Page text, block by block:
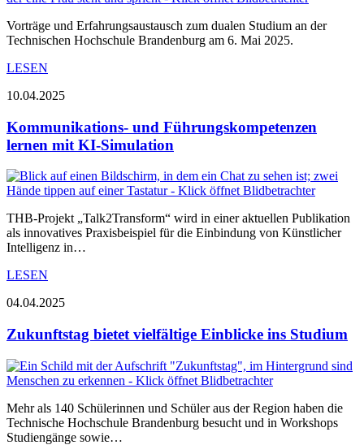
Vorträge und Erfahrungsaustausch zum dualen Studium an der
Technischen Hochschule Brandenburg am 6. Mai 2025.
LESEN
10.04.2025
Kommunikations- und Führungskompetenzen
lernen mit KI-Simulation
THB-Projekt „Talk2Transform“ wird in einer aktuellen Publikation
als innovatives Praxisbeispiel für die Einbindung von Künstlicher
Intelligenz in…
LESEN
04.04.2025
Zukunftstag bietet vielfältige Einblicke ins Studium
Mehr als 140 Schülerinnen und Schüler aus der Region haben die
Technische Hochschule Brandenburg besucht und in Workshops
Studiengänge sowie…